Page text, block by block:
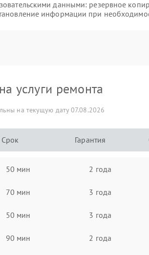
данными: резервное
информации при
услуги ремонта
на текущую дату 07.08.2026
Срок Гарантия
50 мин 2 года
70 мин 3 года
50 мин 3 года
90 мин 2 года